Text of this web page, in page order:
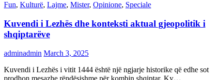
Fun, Kulturë, Lajme, Mister, Opinione, Speciale
Kuvendi i Lezhës dhe konteksti aktual gjeopolitik i
shqiptarëve
adminadmin March 3, 2025
Kuvendi i Lezhës i vitit 1444 është një ngjarje historike që edhe sot
prodhon mesazhe rëndësishme për kombin shqiptar. Ky…